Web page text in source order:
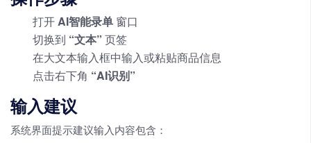
打开AI智能录单 窗口
切换到 “文本” 页签
在大文本输入框中输入或粘贴商品信息
点击右下角 “AI识别”
输入建议
系统界面提示建议输入内容包含：